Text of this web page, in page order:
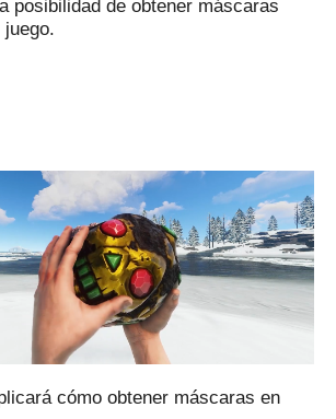
posibilidad de obtener máscaras
cómo obtener máscaras en